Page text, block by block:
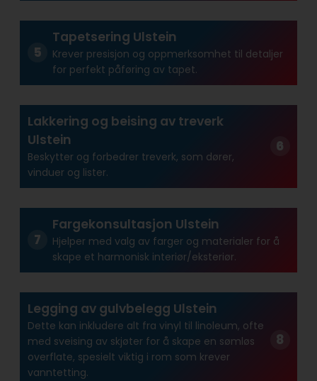
Tapetsering Ulstein
Krever presisjon og oppmerksomhet til detaljer
for perfekt påføring av tapet.
Lakkering og beising av treverk
Ulstein
Beskytter og forbedrer treverk, som dører,
vinduer og lister.
Fargekonsultasjon Ulstein
Hjelper med valg av farger og materialer for å
skape et harmonisk interiør/eksteriør.
Legging av gulvbelegg Ulstein
Dette kan inkludere alt fra vinyl til linoleum, ofte
med sveising av skjøter for å skape en sømløs
overflate, spesielt viktig i rom som krever
vanntetting.